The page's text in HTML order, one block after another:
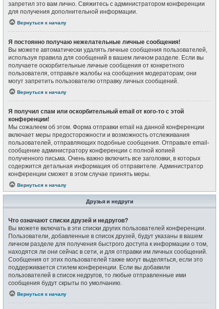
запретил это вам лично. Свяжитесь с администратором конференции
для получения дополнительной информации.
Вернуться к началу
Я постоянно получаю нежелательные личные сообщения!
Вы можете автоматически удалять личные сообщения пользователей,
используя правила для сообщений в вашем личном разделе. Если вы
получаете оскорбительные личные сообщения от конкретного
пользователя, отправьте жалобы на сообщения модераторам; они
могут запретить пользователю отправку личных сообщений.
Вернуться к началу
Я получил спам или оскорбительный email от кого-то с этой
конференции!
Мы сожалеем об этом. Форма отправки email на данной конференции
включает меры предосторожности и возможность отслеживания
пользователей, отправляющих подобные сообщения. Отправьте email-
сообщение администратору конференции с полной копией
полученного письма. Очень важно включить все заголовки, в которых
содержится детальная информация об отправителе. Администратор
конференции сможет в этом случае принять меры.
Вернуться к началу
Друзья и недруги
Что означают списки друзей и недругов?
Вы можете включать в эти списки других пользователей конференции.
Пользователи, добавленные в список друзей, будут указаны в вашем
личном разделе для получения быстрого доступа к информации о том,
находятся ли они сейчас в сети, и для отправки им личных сообщений.
Сообщения от этих пользователей также могут выделяться, если это
поддерживается стилем конференции. Если вы добавили
пользователей в список недругов, то любые отправленные ими
сообщения будут скрыты по умолчанию.
Вернуться к началу